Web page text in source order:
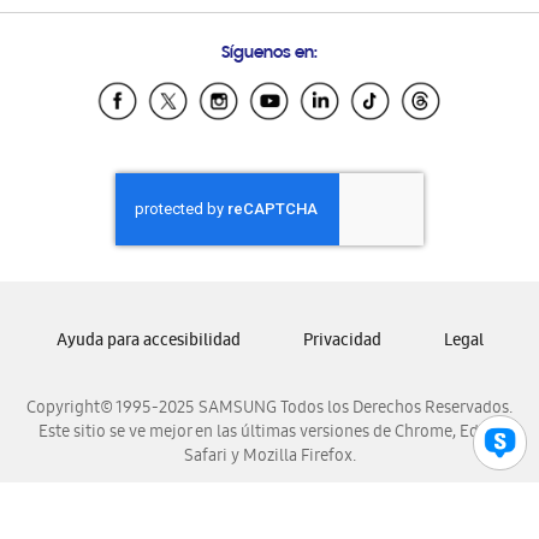
Samsung Ecuador
Samsung El Salvador
Samsung Honduras
Samsung Nicaragua
Samsung Panamá
Samsung Venezuela
Síguenos en:
Copyright© 1995-2025 SAMSUNG Todos los Derechos Reservados.
Este sitio se ve mejor en las últimas versiones de Chrome, Edge,
Safari y Mozilla Firefox.
Ayuda para accesibilidad Privacidad Legal